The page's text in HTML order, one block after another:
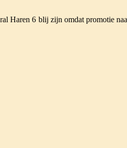
Haren 6 blij zijn omdat promotie